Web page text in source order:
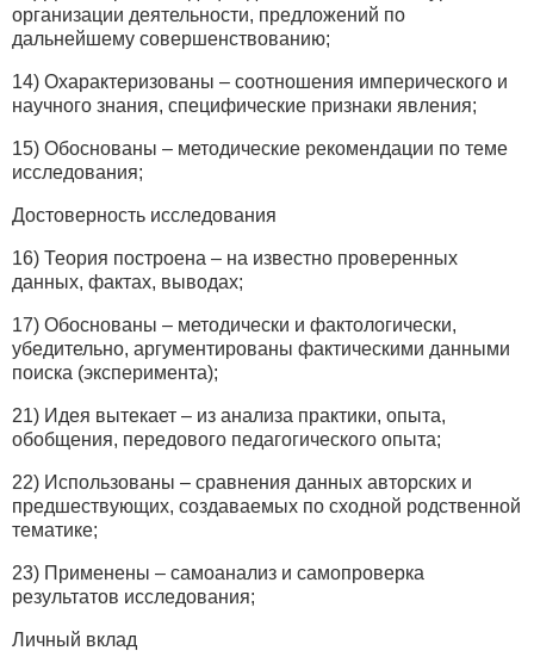
организации деятельности, предложений по
дальнейшему совершенствованию;
14) Охарактеризованы – соотношения имперического и
научного знания, специфические признаки явления;
15) Обоснованы – методические рекомендации по теме
исследования;
Достоверность исследования
16) Теория построена – на известно проверенных
данных, фактах, выводах;
17) Обоснованы – методически и фактологически,
убедительно, аргументированы фактическими данными
поиска (эксперимента);
21) Идея вытекает – из анализа практики, опыта,
обобщения, передового педагогического опыта;
22) Использованы – сравнения данных авторских и
предшествующих, создаваемых по сходной родственной
тематике;
23) Применены – самоанализ и самопроверка
результатов исследования;
Личный вклад